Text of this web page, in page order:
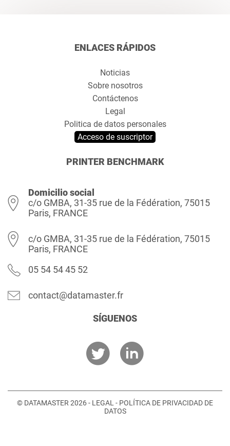
ENLACES RÁPIDOS
Noticias
Sobre nosotros
Contáctenos
Legal
Politica de datos personales
Acceso de suscriptor
PRINTER BENCHMARK
Domicilio social
c/o GMBA, 31-35 rue de la Fédération, 75015
Paris, FRANCE
c/o GMBA, 31-35 rue de la Fédération, 75015
Paris, FRANCE
05 54 54 45 52
contact@datamaster.fr
SÍGUENOS
© DATAMASTER 2026 - LEGAL - POLÍTICA DE PRIVACIDAD DE
DATOS